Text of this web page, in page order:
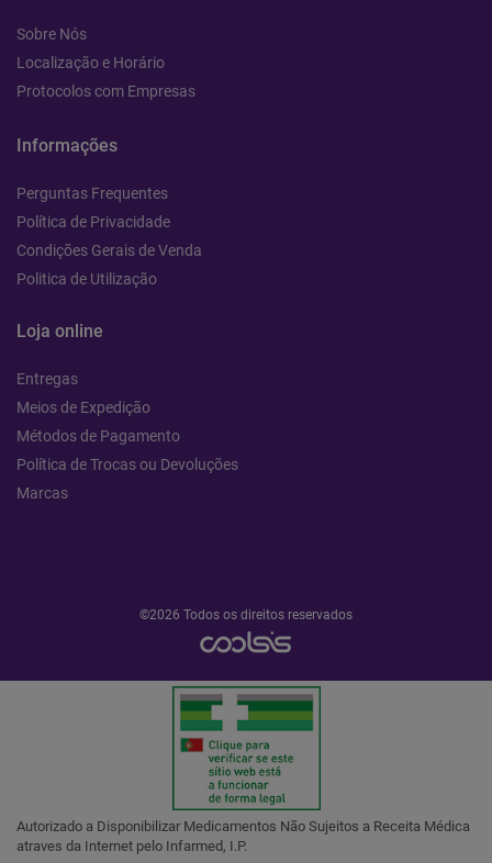
Sobre Nós
Localização e Horário
Protocolos com Empresas
Informações
Perguntas Frequentes
Política de Privacidade
Condições Gerais de Venda
Politica de Utilização
Loja online
Entregas
Meios de Expedição
Métodos de Pagamento
Política de Trocas ou Devoluções
Marcas
©2026 Todos os direitos reservados
Autorizado a Disponibilizar Medicamentos Não Sujeitos a Receita Médica
atraves da Internet pelo Infarmed, I.P.